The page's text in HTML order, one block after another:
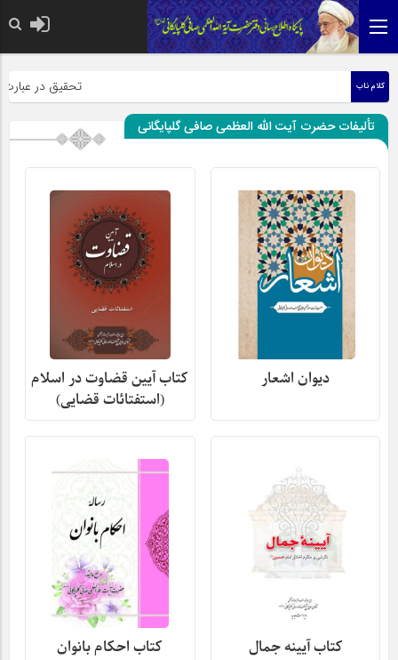
کلام ناب تحقیق در عبارت
تألیفات حضرت آیت اللّه العظمی صافی گلپایگانی
دیوان اشعار
کتاب آیین قضاوت در اسلام
(استفتائات قضایی)
کتاب آیینه جمال کتاب احکام بانوان